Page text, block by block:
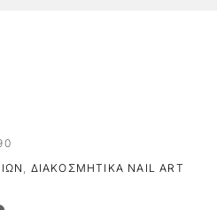
, ΔΙΑΚΟΣΜΗΤΙΚΆ NAIL ART